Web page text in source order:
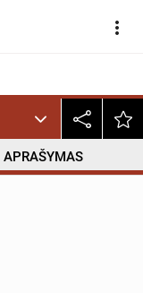
more_vert
APRAŠYMAS